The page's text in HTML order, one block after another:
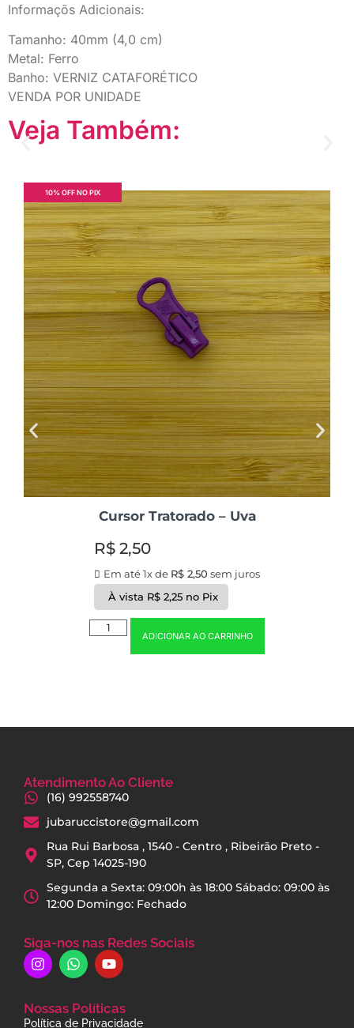
Informaçõs Adicionais:
Tamanho: 40mm (4,0 cm)
Metal: Ferro
Banho: VERNIZ CATAFORÉTICO
VENDA POR UNIDADE
Veja Também:
10% OFF NO PIX
Cursor Tratorado – Uva
R$ 2,50
Em até 1x de R$ 2,50 sem juros
À vista R$2,25 no Pix
ADICIONAR AO CARRINHO
Atendimento Ao Cliente
(16) 992558740
jubaruccistore@gmail.com
Rua Rui Barbosa , 1540 - Centro , Ribeirão Preto -
SP, Cep 14025-190
Segunda a Sexta: 09:00h às 18:00 Sábado: 09:00 às
12:00 Domingo: Fechado
Siga-nos nas Redes Sociais
Nossas Políticas
Política de Privacidade